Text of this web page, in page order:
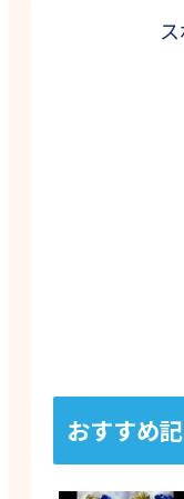
おすすめ